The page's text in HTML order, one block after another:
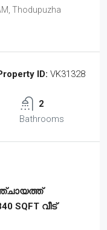
Thodupuzha
ID: VK31328
2
Bathrooms
വീട്